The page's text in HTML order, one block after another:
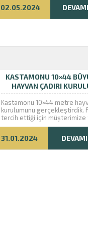
02.05.2024
KASTAMONU 10×44
HAYVAN ÇADIRI
Kastamonu 10×44 metre
kurulumunu gerçekleştirdik.
tercih ettiği için müşterimize
ederiz. İyi günlerde
31.01.2024